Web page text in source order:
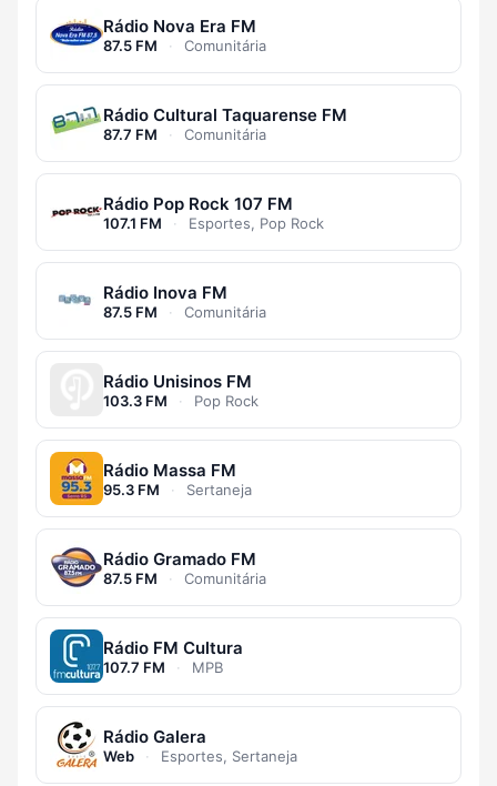
Rádio Nova Era FM
87.5 FM · Comunitária
Rádio Cultural Taquarense FM
87.7 FM · Comunitária
Rádio Pop Rock 107 FM
107.1 FM · Esportes, Pop Rock
Rádio Inova FM
87.5 FM · Comunitária
Rádio Unisinos FM
103.3 FM · Pop Rock
Rádio Massa FM
95.3 FM · Sertaneja
Rádio Gramado FM
87.5 FM · Comunitária
Rádio FM Cultura
107.7 FM · MPB
Rádio Galera
Web · Esportes, Sertaneja